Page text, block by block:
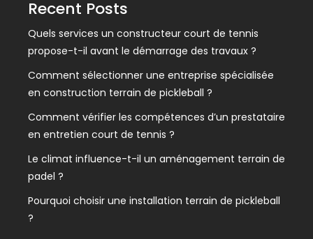
Recent Posts
Quels services un constructeur court de tennis
propose-t-il avant le démarrage des travaux ?
Comment sélectionner une entreprise spécialisée
en construction terrain de pickleball ?
Comment vérifier les compétences d’un prestataire
en entretien court de tennis ?
Le climat influence-t-il un aménagement terrain de
padel ?
Pourquoi choisir une installation terrain de pickleball
?